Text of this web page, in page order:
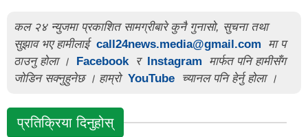
कल २४ न्युजमा प्रकाशित सामग्रीबारे कुनै गुनासो, सुचना तथा
सुझाव भए हामीलाई call24news.media@gmail.com
मा प
ठाउनु होला ।
Facebook र Instagram
मार्फत पनि हामीसँग
जोडिन सक्नुहुनेछ । हाम्रो YouTube च्यानल पनि हेर्नु होला ।
प्रतिक्रिया दिनुहोस्